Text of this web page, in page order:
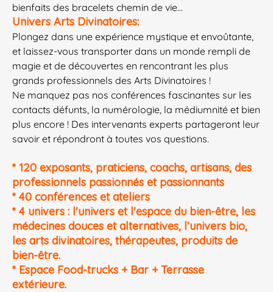
bienfaits des bracelets chemin de vie...
Univers Arts Divinatoires:
Plongez dans une expérience mystique et envoûtante,
et laissez-vous transporter dans un monde rempli de
magie et de découvertes en rencontrant les plus
grands professionnels des Arts Divinatoires !
Ne manquez pas nos conférences fascinantes sur les
contacts défunts, la numérologie, la médiumnité et bien
plus encore ! Des intervenants experts partageront leur
savoir et répondront à toutes vos questions.
* 120 exposants, praticiens, coachs, artisans, des
professionnels passionnés et passionnants
* 40 conférences et ateliers
* 4 univers : l'univers et l'espace du bien-être, les
médecines douces etalternatives, l’univers bio,
les arts divinatoires, thérapeutes, produits de
bien-être.
* Espace Food-trucks + Bar + Terrasse
extérieure.